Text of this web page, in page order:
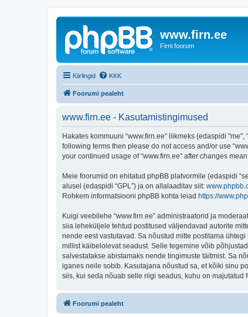
www.firn.ee
Firni foorum
Kiirlingid KKK
Foorumi pealeht
www.firn.ee - Kasutamistingimused
Hakates kommuuni “www.firn.ee” liikmeks (edaspidi
following terms then please do not access and/or use
your continued usage of “www.firn.ee” after changes
Meie foorumid on ehitatud phpBB platvormile (edaspidi
alusel (edaspidi “GPL”) ja on allalaaditav siit:
Rohkem informatsiooni phpBB kohta leiad https://
Kuigi veebilehe “www.firn.ee” administraatorid ja
siia leheküljele tehtud postitused väljendavad autorite
nende eest vastutavad. Sa nõustud mitte postitama
millist käibelolevat seadust. Selle tegemine võib
salvestatakse abistamaks nende tingimuste täitmist. Sa
iganes neile sobib. Kasutajana nõustud sa, et kõiki sinu
siis, kui seda nõuab selle riigi seadus, kuhu on majutatud
Foorumi pealeht